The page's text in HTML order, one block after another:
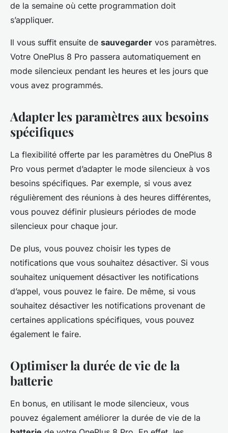
de la semaine où cette programmation doit
s’appliquer.
Il vous suffit ensuite de sauvegarder vos paramètres.
Votre OnePlus 8 Pro passera automatiquement en
mode silencieux pendant les heures et les jours que
vous avez programmés.
Adapter les paramètres aux besoins
spécifiques
La flexibilité offerte par les paramètres du OnePlus 8
Pro vous permet d’adapter le mode silencieux à vos
besoins spécifiques. Par exemple, si vous avez
régulièrement des réunions à des heures différentes,
vous pouvez définir plusieurs périodes de mode
silencieux pour chaque jour.
De plus, vous pouvez choisir les types de
notifications que vous souhaitez désactiver. Si vous
souhaitez uniquement désactiver les notifications
d’appel, vous pouvez le faire. De même, si vous
souhaitez désactiver les notifications provenant de
certaines applications spécifiques, vous pouvez
également le faire.
Optimiser la durée de vie de la
batterie
En bonus, en utilisant le mode silencieux, vous
pouvez également améliorer la durée de vie de la